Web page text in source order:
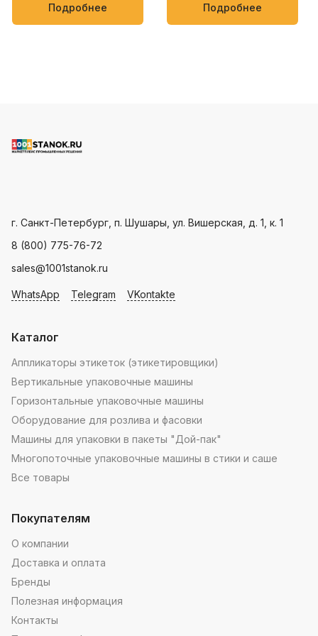
изделий, овощей и фруктов
Подробнее
полотенца, салфетки,
пищевые и бытовые
Подробнее
г. Санкт-Петербург, п. Шушары, ул. Вишерская, д. 1, к. 1
8 (800) 775-76-72
sales@1001stanok.ru
WhatsApp Telegram VKontakte
Каталог
Аппликаторы этикеток (этикетировщики)
Вертикальные упаковочные машины
Горизонтальные упаковочные машины
Оборудование для розлива и фасовки
Машины для упаковки в пакеты "Дой-пак"
Многопоточные упаковочные машины в стики и саше
Все товары
Покупателям
О компании
Доставка и оплата
Бренды
Полезная информация
Контакты